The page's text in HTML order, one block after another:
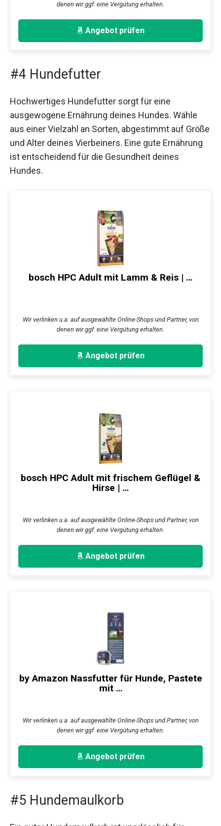
denen wir ggf. eine Vergütung erhalten.
Angebot prüfen
#4 Hundefutter
Hochwertiges Hundefutter sorgt für eine
ausgewogene Ernährung deines Hundes. Wähle
aus einer Vielzahl an Sorten, abgestimmt auf Größe
und Alter deines Vierbeiners. Eine gute Ernährung
ist entscheidend für die Gesundheit deines
Hundes.
bosch HPC Adult mit Lamm & Reis | …
Wir verlinken u.a. auf ausgewählte Online-Shops und Partner, von
denen wir ggf. eine Vergütung erhalten.
Angebot prüfen
bosch HPC Adult mit frischem Geflügel &
Hirse | …
Wir verlinken u.a. auf ausgewählte Online-Shops und Partner, von
denen wir ggf. eine Vergütung erhalten.
Angebot prüfen
by Amazon Nassfutter für Hunde, Pastete
mit …
Wir verlinken u.a. auf ausgewählte Online-Shops und Partner, von
denen wir ggf. eine Vergütung erhalten.
Angebot prüfen
#5 Hundemaulkorb